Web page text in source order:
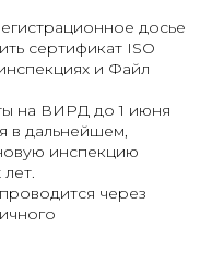
досье
сертификат ISO
и Файл
на ВИРД до 1 июня
в дальнейшем,
инспекцию
через